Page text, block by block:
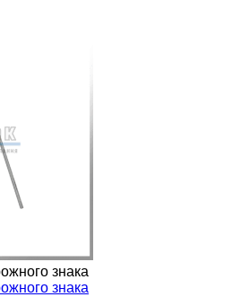
знака
знака